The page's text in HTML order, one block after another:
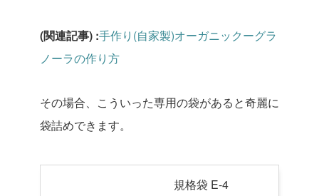
(関連記事) :手作り(自家製)オーガニックーグラ
ノーラの作り方
その場合、こういった専用の袋があると奇麗に
袋詰めできます。
規格袋 E-4